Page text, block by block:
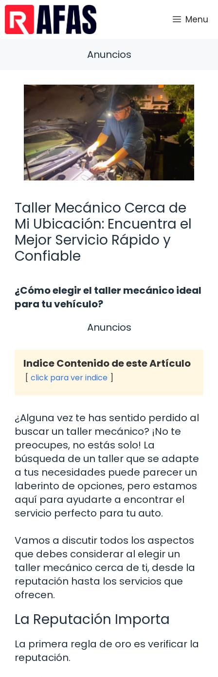
Saltar
contenido
Menu
Anuncios
Taller Mecánico Cerca de
Mi Ubicación: Encuentra el
Mejor Servicio Rápido y
Confiable
¿Cómo elegir el taller mecánico ideal
para tu vehículo?
Anuncios
Indice Contenido de este Artículo
click para ver indice
¿Alguna vez te has sentido perdido al
buscar un taller mecánico? ¡No te
preocupes, no estás solo! La
búsqueda de un taller que se adapte
a tus necesidades puede parecer un
laberinto de opciones, pero estamos
aquí para ayudarte a encontrar el
servicio perfecto para tu auto.
Vamos a discutir todos los aspectos
que debes considerar al elegir un
taller mecánico cerca de ti, desde la
reputación hasta los servicios que
ofrecen.
La Reputación Importa
La primera regla de oro es verificar la
reputación.